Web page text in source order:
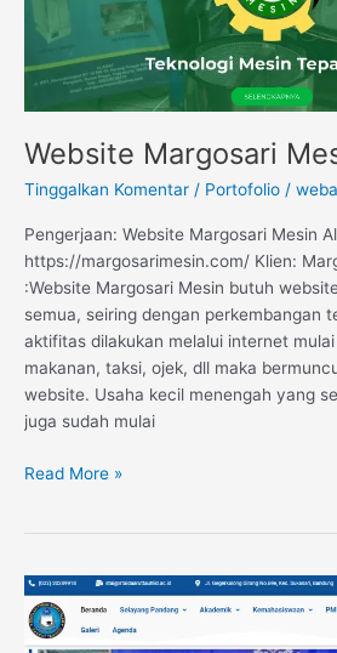
Website Margosari
Tinggalkan Komentar / Portofolio /
Pengerjaan: Website Margosari Mesin
https://margosarimesin.com/ Klien:
:Website Margosari Mesin butuh
semua, seiring dengan perkembangan
aktifitas dilakukan melalui internet
makanan, taksi, ojek, dll maka
website. Usaha kecil menengah yang
juga sudah mulai
Read More »
Website
Sekolah
Tinggi